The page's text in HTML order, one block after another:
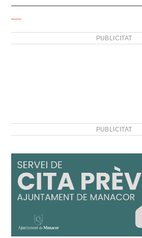
PUBLICITAT
PUBLICITAT